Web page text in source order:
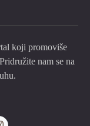
koji promoviše
nam se na